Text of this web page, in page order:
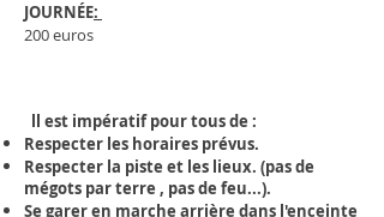
JOURNÉE:
200 euros
ll est impératif pour tous de :
Respecter les horaires prévus.
Respecter la piste et les lieux. (pas de
mégots par terre , pas de feu...).
Se garer en marche arrière dans l'enceinte